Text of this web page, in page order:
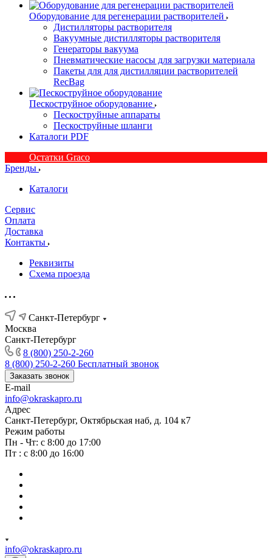
Оборудование для регенерации растворителей
Дистилляторы растворителя
Вакуумные дистилляторы растворителя
Генераторы вакуума
Пневматические насосы для загрузки материала
Пакеты для для дистилляции растворителей
RecBag
Пескоструйное оборудование
Пескоструйные аппараты
Пескоструйные шланги
Каталоги PDF
Остатки Graco
Бренды
Каталоги
Сервис
Оплата
Доставка
Контакты
Реквизиты
Схема проезда
Санкт-Петербург
Москва
Санкт-Петербург
8 (800) 250-2-260
8 (800) 250-2-260 Бесплатный звонок
Заказать звонок
E-mail
info@okraskapro.ru
Адрес
Санкт-Петербург, Октябрьская наб, д. 104 к7
Режим работы
Пн - Чт: с 8:00 до 17:00
Пт : с 8:00 до 16:00
info@okraskapro.ru